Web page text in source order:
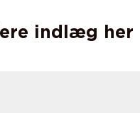
indlæg her